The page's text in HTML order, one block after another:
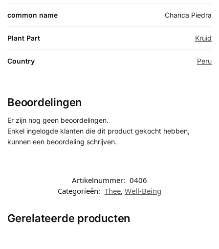
common name Chanca Piedra
Plant Part Kruid
Country Peru
Beoordelingen
Er zijn nog geen beoordelingen.
Enkel ingelogde klanten die dit product gekocht hebben,
kunnen een beoordeling schrijven.
Artikelnummer: 0406
Categorieën: Thee, Well-Being
Gerelateerde producten